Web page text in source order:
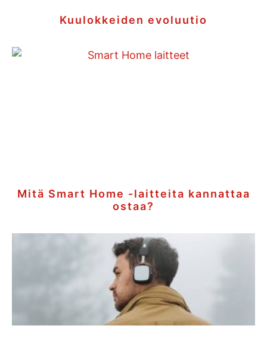
Kuulokkeiden evoluutio
Mitä Smart Home -laitteita kannattaa
ostaa?